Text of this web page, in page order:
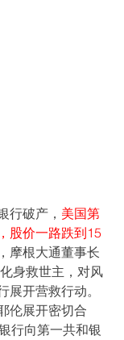
行破产， 美国第
股价一路跌到15
摩根大通董事长
身救世主，对风
展开营救行动。
伦展开密切合
行向第一共和银